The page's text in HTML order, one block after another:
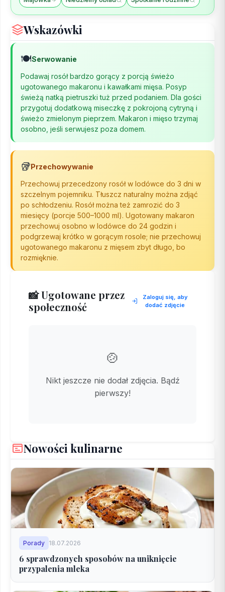
Wskazówki
🍽️Serwowanie
Podawaj rosół bardzo gorący z porcją świeżo
ugotowanego makaronu i kawałkami mięsa. Posyp
świeżą natką pietruszki tuż przed podaniem. Dla gości
przygotuj dodatkową miseczkę z pokrojoną cytryną i
świeżo zmielonym pieprzem. Makaron i mięso trzymaj
osobno, jeśli serwujesz poza domem.
🥡Przechowywanie
Przechowuj przecedzony rosół w lodówce do 3 dni w
szczelnym pojemniku. Tłuszcz naturalny można zdjąć
po schłodzeniu. Rosół można też zamrozić do 3
miesięcy (porcje 500–1000 ml). Ugotowany makaron
przechowuj osobno w lodówce do 24 godzin i
podgrzewaj krótko w gorącym rosole; nie przechowuj
ugotowanego makaronu z mięsem zbyt długo, bo
rozmięknie.
📸 Ugotowane przez
społeczność
Zaloguj się, aby
dodać zdjęcie
🍲
Nikt jeszcze nie dodał zdjęcia. Bądź
pierwszy!
Nowości kulinarne
Porady 18.07.2026
6 sprawdzonych sposobów na uniknięcie
przypalenia mleka